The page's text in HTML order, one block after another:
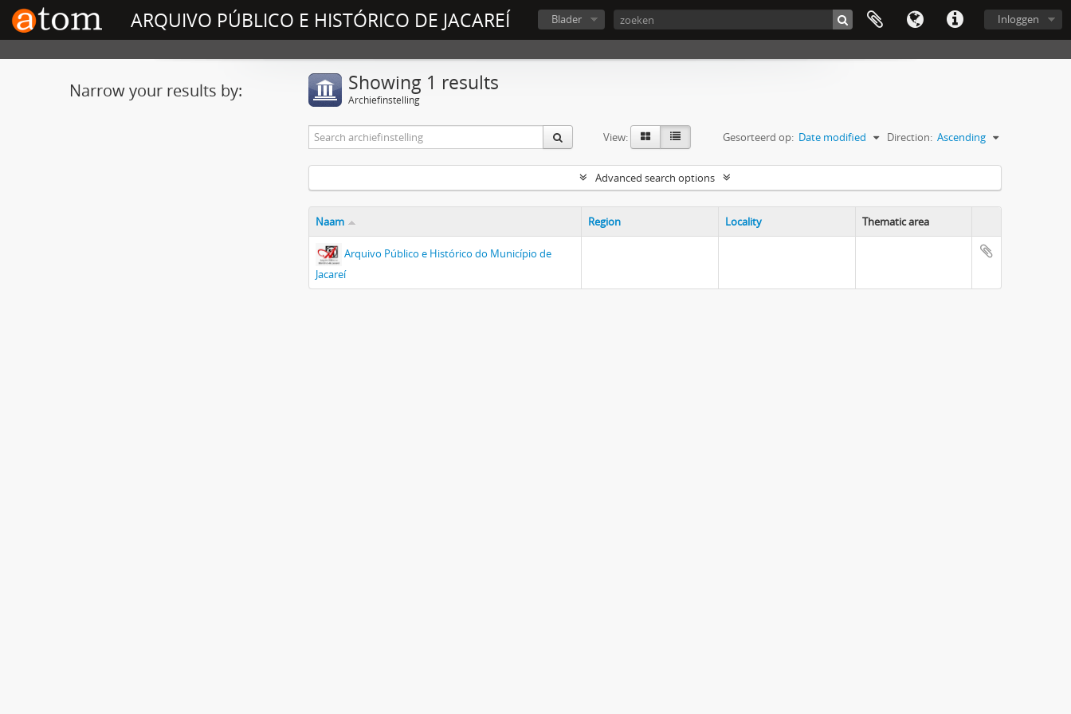
ARQUIVO PÚBLICO E HISTÓRICO DE JACAREÍ Inloggen
Blader
Narrow your results by: Showing 1 results
Archiefinstelling
View: Gesorteerd op: Date modified Direction: Ascending
Advanced search options
Naam Region Locality Thematic area
Arquivo Público e Histórico do Município de
Jacareí